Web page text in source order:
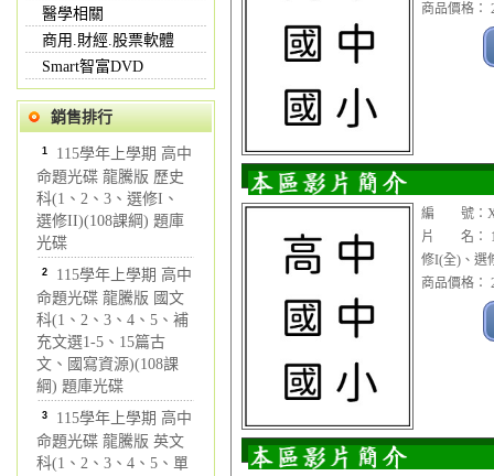
醫學相關
商用.財經.股票軟體
Smart智富DVD
銷售排行
1 115學年上學期 高中
命題光碟 龍騰版 歷史
科(1、2、3、選修I、
選修II)(108課綱) 題庫
光碟
2 115學年上學期 高中
命題光碟 龍騰版 國文
科(1、2、3、4、5、補
充文選1-5、15篇古
文、國寫資源)(108課
綱) 題庫光碟
3 115學年上學期 高中
命題光碟 龍騰版 英文
科(1、2、3、4、5、單
商品價格：
編 號：
片 名：
修I(全)、選
商品價格：